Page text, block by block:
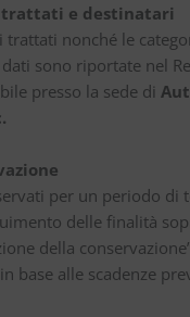
e destinatari
trattati nonché le
sono riportate nel
presso la sede di
per un periodo di
delle finalità
della
base alle scadenze